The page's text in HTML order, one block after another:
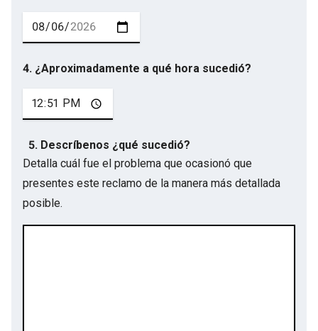
4. ¿Aproximadamente a qué hora sucedió?
5. Descríbenos ¿qué sucedió?
Detalla cuál fue el problema que ocasionó que
presentes este reclamo de la manera más detallada
posible.